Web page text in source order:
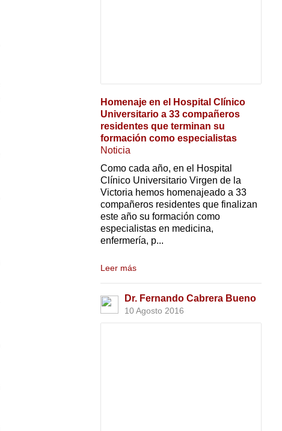
Homenaje en el Hospital Clínico
Universitario a 33 compañeros
residentes que terminan su
formación como especialistas
Noticia
Como cada año, en el Hospital
Clínico Universitario Virgen de la
Victoria hemos homenajeado a 33
compañeros residentes que finalizan
este año su formación como
especialistas en medicina,
enfermería, p...
Leer más
Dr. Fernando Cabrera Bueno
10 Agosto 2016